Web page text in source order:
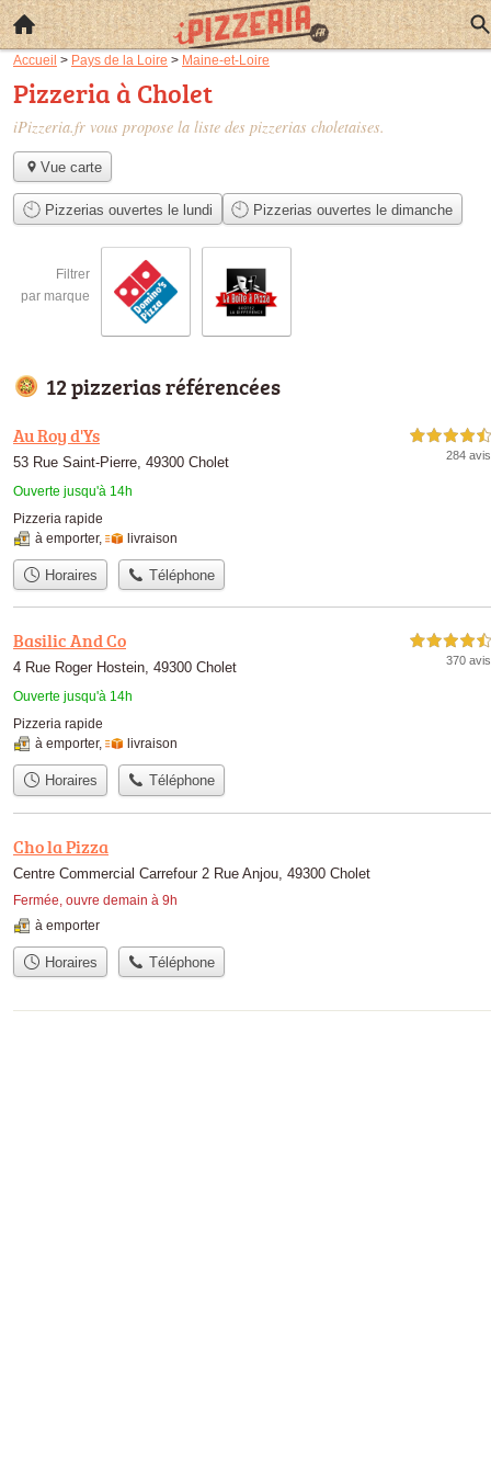
Accueil > Pays de la Loire > Maine-et-Loire
Pizzeria à Cholet
iPizzeria.fr vous propose la liste des pizzerias choletaises.
Vue carte
Pizzerias ouvertes le lundi Pizzerias ouvertes le dimanche
Filtrer
par marque
12 pizzerias référencées
Au Roy d'Ys
53 Rue Saint-Pierre, 49300 Cholet
Ouverte jusqu'à 14h
4,5 étoiles sur 5
284 avis
Pizzeria rapide
à emporter, livraison
Horaires Téléphone
Basilic And Co
4 Rue Roger Hostein, 49300 Cholet
Ouverte jusqu'à 14h
4,5 étoiles sur 5
370 avis
Pizzeria rapide
à emporter, livraison
Horaires Téléphone
Cho la Pizza
Centre Commercial Carrefour 2 Rue Anjou, 49300 Cholet
Fermée, ouvre demain à 9h
à emporter
Horaires Téléphone